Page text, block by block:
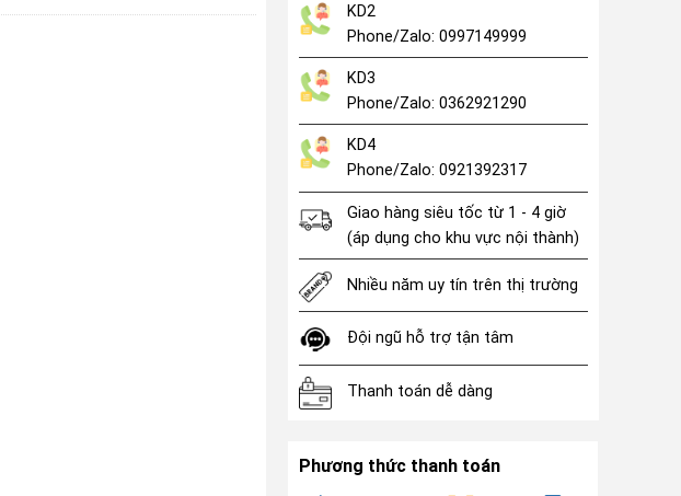
KD2
Phone/Zalo: 0997149999
KD3
Phone/Zalo: 0362921290
KD4
Phone/Zalo: 0921392317
Giao hàng siêu tốc từ 1 - 4 giờ
(áp dụng cho khu vực nội thành)
Nhiều năm uy tín trên thị trường
Đội ngũ hỗ trợ tận tâm
Thanh toán dễ dàng
Phương thức thanh toán